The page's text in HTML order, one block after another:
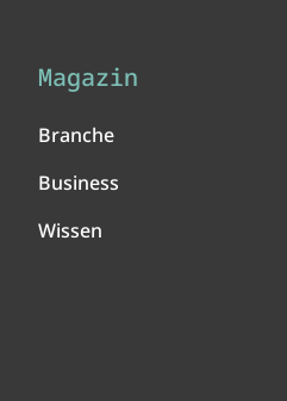
Magazin
Branche
Business
Wissen